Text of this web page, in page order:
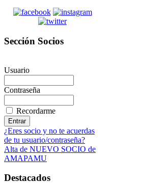
Sección Socios
Usuario
Contraseña
Recordarme
¿Eres socio y no te acuerdas
de tu usuario/contraseña?
Alta de NUEVO SOCIO de
AMAPAMU
Destacados